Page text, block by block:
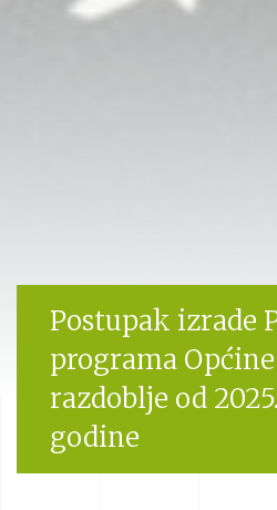
Postupak izrade
programa
razdoblje od
godine